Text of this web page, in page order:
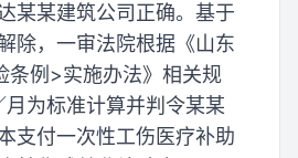
某某建筑公司正确。基于
除，一审法院根据《山东
条例>实施办法》相关规
为标准计算并判令某某
支付一次性工伤医疗补助